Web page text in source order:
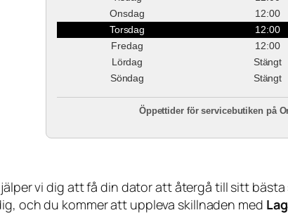
Onsdag
12:00
Torsdag
12:00
Fredag
12:00
Lördag
Stängt
Söndag
Stängt
Öppettider för servicebutiken på
vi dig att få din dator att återgå till sitt bästa
och du kommer att uppleva skillnaden med